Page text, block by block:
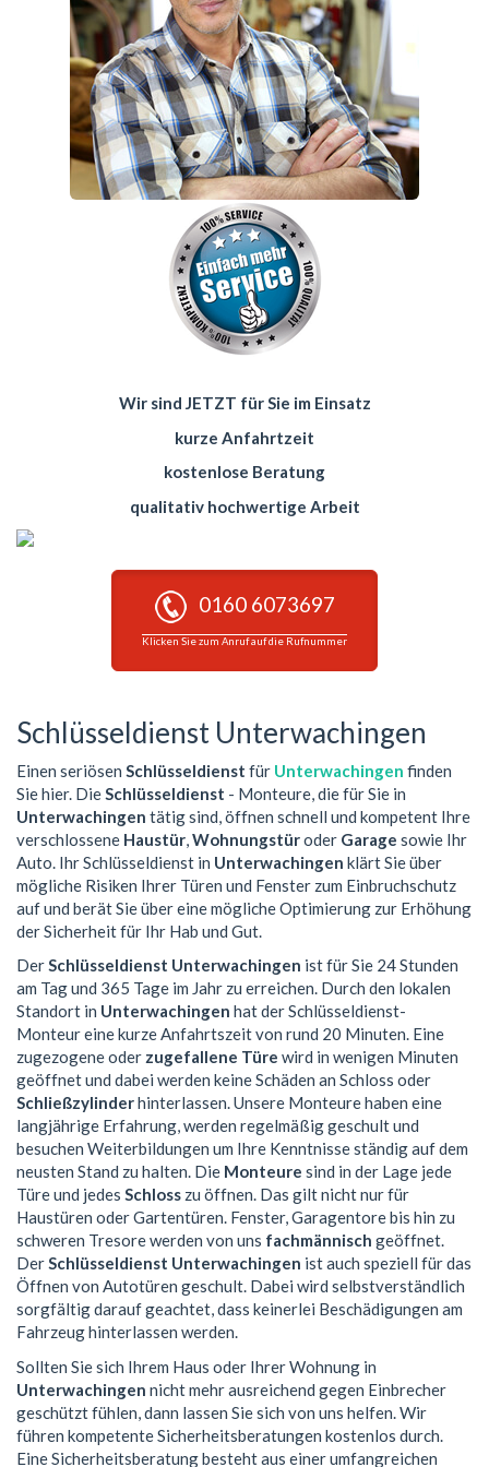
Wir sind JETZT für Sie im Einsatz
kurze Anfahrtzeit
kostenlose Beratung
qualitativ hochwertige Arbeit
0160 6073697
Klicken Sie zum Anruf auf die Rufnummer
Schlüsseldienst Unterwachingen
Einen seriösen Schlüsseldienst für Unterwachingen finden
Sie hier. DieSchlüsseldienst - Monteure, die für Sie in
Unterwachingen tätig sind, öffnen schnell und kompetent Ihre
verschlossene Haustür,Wohnungstüroder Garage sowie Ihr
Auto. Ihr Schlüsseldienst in Unterwachingen klärt Sie über
mögliche Risiken Ihrer Türen und Fenster zum Einbruchschutz
auf und berät Sie über eine mögliche Optimierung zur Erhöhung
der Sicherheit für Ihr Hab und Gut.
DerSchlüsseldienst Unterwachingen ist für Sie 24 Stunden
am Tag und 365 Tage im Jahr zu erreichen. Durch den lokalen
Standort in Unterwachingen hat der Schlüsseldienst-
Monteur eine kurze Anfahrtszeit von rund 20 Minuten. Eine
zugezogene oder zugefallene Türe wird in wenigen Minuten
geöffnet und dabei werden keine Schäden an Schloss oder
Schließzylinderhinterlassen. Unsere Monteure haben eine
langjährige Erfahrung, werden regelmäßig geschult und
besuchen Weiterbildungen um Ihre Kenntnisse ständig auf dem
neusten Stand zu halten. Die Monteure sind in der Lage jede
Türe und jedes Schloss zu öffnen. Das gilt nicht nur für
Haustüren oder Gartentüren. Fenster, Garagentore bis hin zu
schweren Tresore werden von uns fachmännisch geöffnet.
DerSchlüsseldienst Unterwachingen ist auch speziell für das
Öffnen von Autotüren geschult. Dabei wird selbstverständlich
sorgfältig darauf geachtet, dass keinerlei Beschädigungen am
Fahrzeug hinterlassen werden.
Sollten Sie sich Ihrem Haus oder Ihrer Wohnung in
Unterwachingen nicht mehr ausreichend gegen Einbrecher
geschützt fühlen, dann lassen Sie sich von uns helfen. Wir
führen kompetente Sicherheitsberatungen kostenlos durch.
Eine Sicherheitsberatung besteht aus einer umfangreichen